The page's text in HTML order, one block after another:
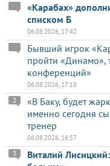
«Карабах»
списком Б
06.08.2026, 17:42
Бывший игрок
пройти «Динамо»,
конференций»
06.08.2026, 17:18
«В Баку, будет
именно сегодня
тренер
2
06.08.2026, 16:57
Виталий
3